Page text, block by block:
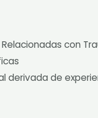
con
derivada de